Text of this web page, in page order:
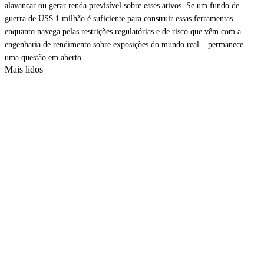
alavancar ou gerar renda previsível sobre esses ativos. Se um fundo de
guerra de US$ 1 milhão é suficiente para construir essas ferramentas –
enquanto navega pelas restrições regulatórias e de risco que vêm com a
engenharia de rendimento sobre exposições do mundo real – permanece
uma questão em aberto.
Mais lidos